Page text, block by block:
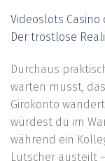
Videoslots
Der trostlose
Durchaus
warten musst,
Girokonto
würdest du im
während ein
Lutscher austeilt